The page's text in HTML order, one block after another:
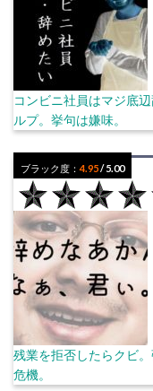
コンビニ社員はマジ底
ルプ。挙句は嫌味。
ブラック度：4.95/ 5.00
残業を拒否したらクビ
危機。